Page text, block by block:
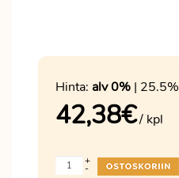
Hinta: alv 0% | 25.5%
42,38€/ kpl
-
+